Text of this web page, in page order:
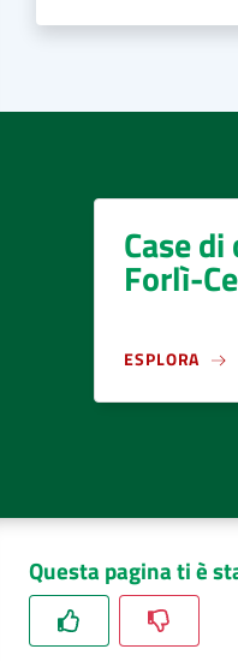
Case
Forlì-
ESPLORA
Questa pagina ti è